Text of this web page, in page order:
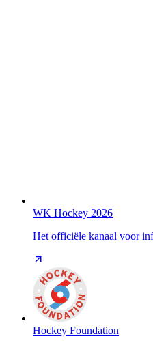
WK Hockey 2026
Het officiële kanaal voor
Hockey Foundation